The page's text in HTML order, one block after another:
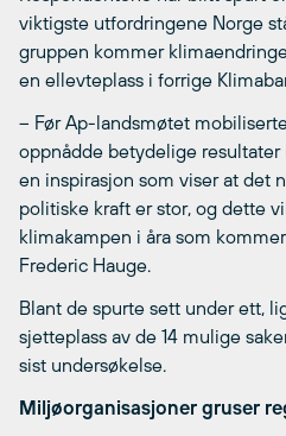
viktigste utfordringene Norge
gruppen kommer
en ellevteplass i forrige
– Før Ap-landsmøtet
oppnådde betydelige
en inspirasjon som viser at det
politiske kraft er stor, og dette
klimakampen i åra som
Frederic Hauge.
Blant de spurte sett under ett,
sjetteplass av de 14 mulige
sist undersøkelse.
Miljøorganisasjoner gruser